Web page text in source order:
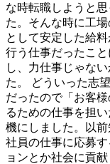
な時転職しようと
た。そんな時に工
として安定した給
行う仕事だったこ
し、力仕事じゃな
た。 どういった志
だったので「お客
るための仕事を担
機にしました。以
社員の仕事に応募
ョンとか社会に貢